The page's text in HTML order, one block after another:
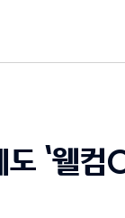
도 ‘웰